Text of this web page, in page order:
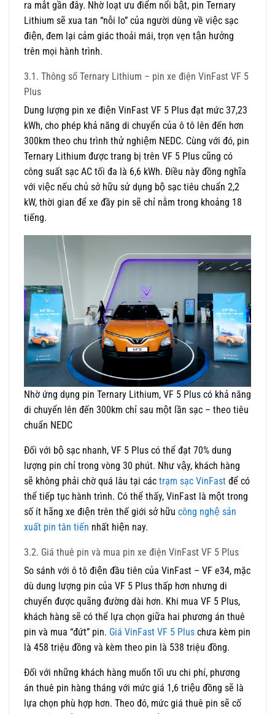
ra mắt gần đây. Nhờ loạt ưu điểm nổi bật, pin Ternary
Lithium sẽ xua tan “nỗi lo” của người dùng về việc sạc
điện, đem lại cảm giác thoải mái, trọn vẹn tận hưởng
trên mọi hành trình.
3.1. Thông số Ternary Lithium – pin xe điện VinFast VF 5
Plus
Dung lượng pin xe điện VinFast VF 5 Plus đạt mức 37,23
kWh, cho phép khả năng di chuyển của ô tô lên đến hơn
300km theo chu trình thử nghiệm NEDC. Cùng với đó, pin
Ternary Lithium được trang bị trên VF 5 Plus cũng có
công suất sạc AC tối đa là 6,6 kWh. Điều này đồng nghĩa
với việc nếu chủ sở hữu sử dụng bộ sạc tiêu chuẩn 2,2
kW, thời gian để xe đầy pin sẽ chỉ nằm trong khoảng 18
tiếng.
Nhờ ứng dụng pin Ternary Lithium, VF 5 Plus có khả năng
di chuyển lên đến 300km chỉ sau một lần sạc – theo tiêu
chuẩn NEDC
Đối với bộ sạc nhanh, VF 5 Plus có thể đạt 70% dung
lượng pin chỉ trong vòng 30 phút. Như vậy, khách hàng
sẽ không phải chờ quá lâu tại các trạm sạc VinFast để có
thể tiếp tục hành trình. Có thể thấy, VinFast là một trong
số ít hãng xe điện trên thế giới sở hữu công nghệ sản
xuất pin tân tiến nhất hiện nay.
3.2. Giá thuê pin và mua pin xe điện VinFast VF 5 Plus
So sánh với ô tô điện đầu tiên của VinFast – VF e34, mặc
dù dung lượng pin của VF 5 Plus thấp hơn nhưng di
chuyển được quãng đường dài hơn. Khi mua VF 5 Plus,
khách hàng sẽ có thể lựa chọn giữa hai phương án thuê
pin và mua “đứt” pin. Giá VinFast VF 5 Plus chưa kèm pin
là 458 triệu đồng và kèm theo pin là 538 triệu đồng.
Đối với những khách hàng muốn tối ưu chi phí, phương
án thuê pin hàng tháng với mức giá 1,6 triệu đồng sẽ là
lựa chọn phù hợp hơn. Theo đó, mức giá thuê pin sẽ cố